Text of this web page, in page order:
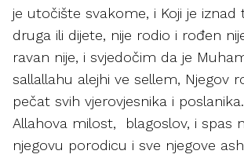
je utočište svakome, i Koji je iznad
druga ili dijete, nije rodio i rođen
ravan nije, i svjedočim da je
sallallahu alejhi ve sellem, Njegov
pečat svih vjerovjesnika i
Allahova milost, blagoslov, i spas
njegovu porodicu i sve njegove